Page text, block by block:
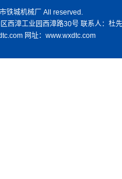
铁城机械厂 All reserved.
西漳工业园西漳路30号 联系人：杜
网址：www.wxdtc.com